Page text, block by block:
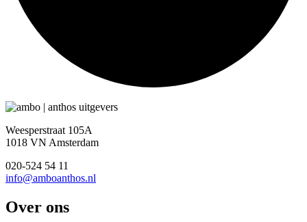
Weesperstraat 105A
1018 VN Amsterdam
020-524 54 11
info@amboanthos.nl
Over ons